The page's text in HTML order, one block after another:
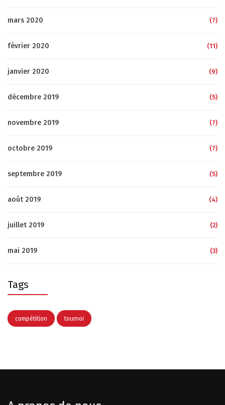
mars 2020 (7)
février 2020 (11)
janvier 2020 (9)
décembre 2019 (5)
novembre 2019 (7)
octobre 2019 (7)
septembre 2019 (5)
août 2019 (4)
juillet 2019 (2)
mai 2019 (3)
Tags
compétition tournoi